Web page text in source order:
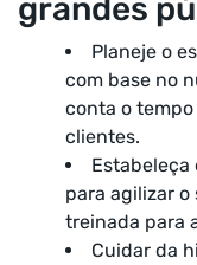
grandes
Planeje o
com base no
conta o
clientes.
Estabeleça
para agilizar
treinada para
Cuidar da